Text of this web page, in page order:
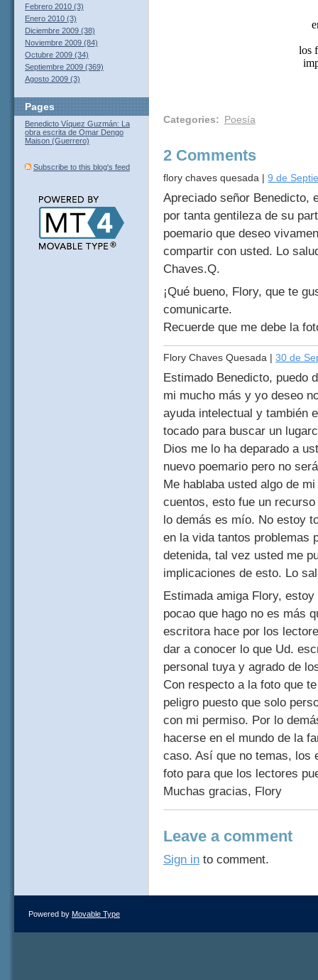
los
Categories: Poesía
2 Comments
flory chaves quesada | 9 de
Apreciado señor Benedicto,
por tanta gentileza de su
poemario que deseo
compartir con usted. Lo
Chaves.Q.
¡Qué bueno, Flory, que te
comunicarte.
Recuerde que me debe la
Flory Chaves Quesada | 30 de
Estimado Benedicto, puedo
mi mucho más y yo deseo
ayuda intelectual y también
tocado para buscar un
Dios me lo ha deparado a
nuevo poemario pero no
Me hablaba usted algo de
cuentos, esto fue un
lo demás es mío. No estoy
en la vida tantos problemas
detenida, tal vez usted me
implicaciones de esto. Lo
Estimada amiga Flory,
pocao que hago no es más
escritora hace por los
dar a conocer lo que Ud.
personal tuya y agrado de
Con respecto a la foto que
peligro puesto que solo
con mi permiso. Por lo
hacerse en el mundo de la
caso. Así que no temas, los
foto para que los lectores
Muchas gracias, Flory
Leave a comment
Sign in to comment.
Febrero 2010 (3)
Enero 2010 (3)
Diciembre 2009 (38)
Noviembre 2009 (84)
Octubre 2009 (34)
Septiembre 2009 (369)
Agosto 2009 (3)
Pages
Benedicto Víquez Guzmán: La
obra escrita de Omar Dengo
Maison (Guerrero)
Subscribe to this blog's feed
Powered by Movable Type